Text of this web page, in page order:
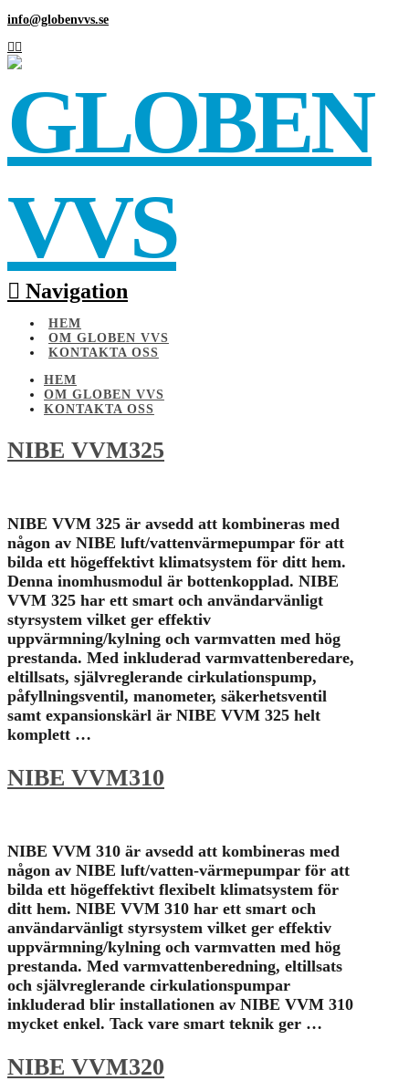
info@globenvvs.se
Navigation
HEM
OM GLOBEN VVS
KONTAKTA OSS
HEM
OM GLOBEN VVS
KONTAKTA OSS
NIBE VVM325
NIBE VVM 325 är avsedd att kombineras med
någon av NIBE luft/vattenvärmepumpar för att
bilda ett högeffektivt klimatsystem för ditt hem.
Denna inomhusmodul är bottenkopplad. NIBE
VVM 325 har ett smart och användarvänligt
styrsystem vilket ger effektiv
uppvärmning/kylning och varmvatten med hög
prestanda. Med inkluderad varmvattenberedare,
eltillsats, självreglerande cirkulationspump,
påfyllningsventil, manometer, säkerhetsventil
samt expansionskärl är NIBE VVM 325 helt
komplett …
NIBE VVM310
NIBE VVM 310 är avsedd att kombineras med
någon av NIBE luft/vatten-värmepumpar för att
bilda ett högeffektivt flexibelt klimatsystem för
ditt hem. NIBE VVM 310 har ett smart och
användarvänligt styrsystem vilket ger effektiv
uppvärmning/kylning och varmvatten med hög
prestanda. Med varmvattenberedning, eltillsats
och självreglerande cirkulationspumpar
inkluderad blir installationen av NIBE VVM 310
mycket enkel. Tack vare smart teknik ger …
NIBE VVM320